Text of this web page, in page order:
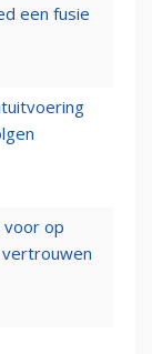
een fusie
op
vertrouwen